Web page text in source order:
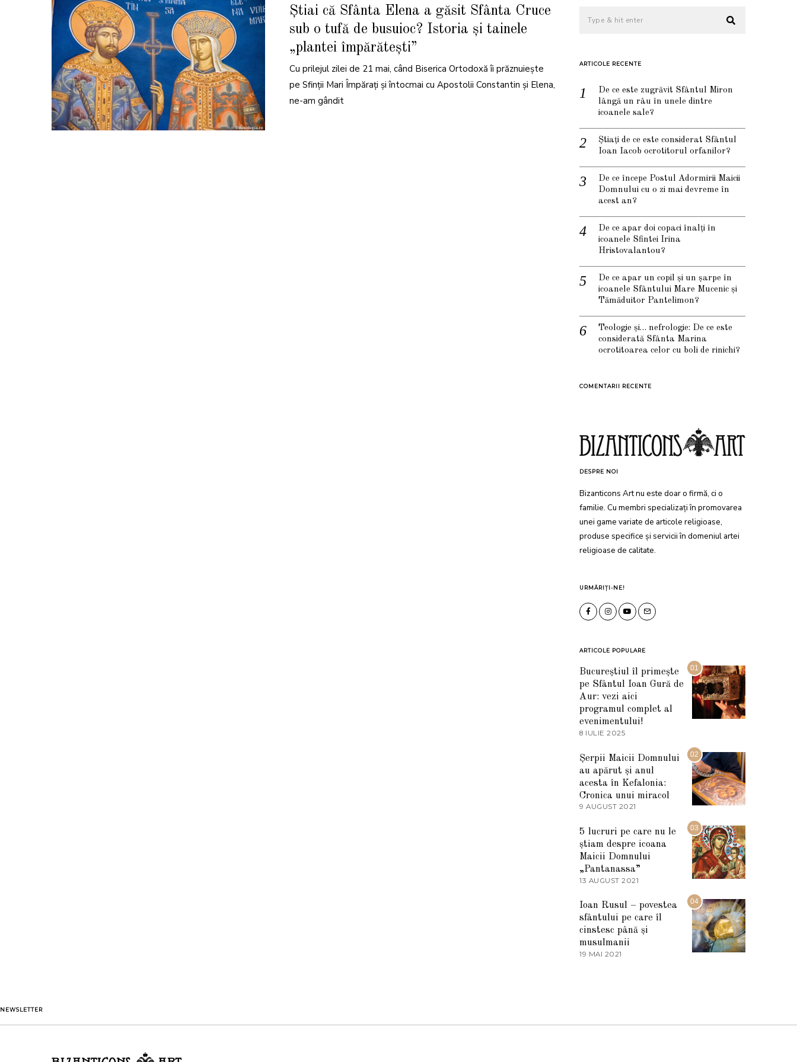
A
2
0
6
Știai că Sfânta Elena a găsit Sfânta Cruce
sub o tufă de busuioc? Istoria și tainele
„plantei împărătești”
Cu prilejul zilei de 21 mai, când Biserica Ortodoxă îi prăznuiește
pe Sfinții Mari Împărați și întocmai cu Apostolii Constantin și Elena,
ne-am gândit
ARTICOLE RECENTE
De ce este zugrăvit Sfântul Miron
lângă un râu în unele dintre
icoanele sale?
Știați de ce este considerat Sfântul
Ioan Iacob ocrotitorul orfanilor?
De ce începe Postul Adormirii Maicii
Domnului cu o zi mai devreme în
acest an?
De ce apar doi copaci înalți în
icoanele Sfintei Irina
Hristovalantou?
De ce apar un copil și un șarpe în
icoanele Sfântului Mare Mucenic și
Tămăduitor Pantelimon?
Teologie și… nefrologie: De ce este
considerată Sfânta Marina
ocrotitoarea celor cu boli de rinichi?
COMENTARII RECENTE
DESPRE NOI
Bizanticons Art nu este doar o firmă, ci o
familie. Cu membri specializați în promovarea
unei game variate de articole religioase,
produse specifice și servicii în domeniul artei
religioase de calitate.
URMĂRIȚI-NE!
ARTICOLE POPULARE
01
Bucureștiul îl primește
pe Sfântul Ioan Gură de
Aur: vezi aici
programul complet al
evenimentului!
8 IULIE 2025
U
L
I
2
0
5
02
Șerpii Maicii Domnului
au apărut și anul
acesta în Kefalonia:
Cronica unui miracol
9 AUGUST 2021
A
R
T
I
2
2
2
03
5 lucruri pe care nu le
știam despre icoana
Maicii Domnului
„Pantanassa”
13 AUGUST 2021
U
G
U
S
04
Ioan Rusul – povestea
sfântului pe care îl
cinstesc până și
musulmanii
19 MAI 2021
NEWSLETTER